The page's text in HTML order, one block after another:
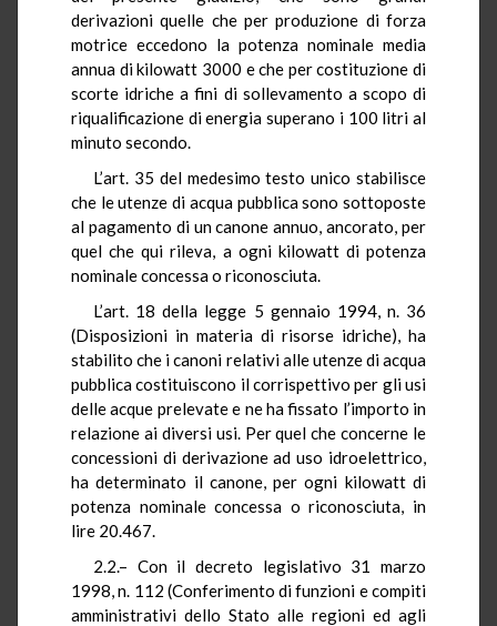
derivazioni quelle che per produzione di forza
motrice eccedono la potenza nominale media
annua di kilowatt 3000 e che per costituzione di
scorte idriche a fini di sollevamento a scopo di
riqualificazione di energia superano i 100 litri al
minuto secondo.
L’art. 35 del medesimo testo unico stabilisce
che le utenze di acqua pubblica sono sottoposte
al pagamento di un canone annuo, ancorato, per
quel che qui rileva, a ogni kilowatt di potenza
nominale concessa o riconosciuta.
L’art. 18 della legge 5 gennaio 1994, n. 36
(Disposizioni in materia di risorse idriche), ha
stabilito che i canoni relativi alle utenze di acqua
pubblica costituiscono il corrispettivo per gli usi
delle acque prelevate e ne ha fissato l’importo in
relazione ai diversi usi. Per quel che concerne le
concessioni di derivazione ad uso idroelettrico,
ha determinato il canone, per ogni kilowatt di
potenza nominale concessa o riconosciuta, in
lire 20.467.
2.2.– Con il decreto legislativo 31 marzo
1998, n. 112 (Conferimento di funzioni e compiti
amministrativi dello Stato alle regioni ed agli